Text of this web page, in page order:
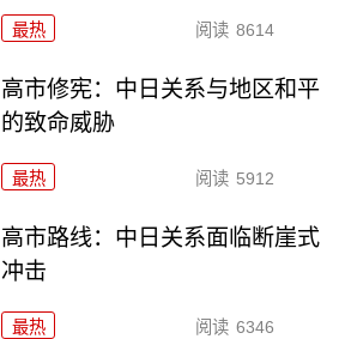
最热 阅读 8614
高市修宪：中日关系与地区和平
的致命威胁
最热 阅读 5912
高市路线：中日关系面临断崖式
冲击
最热 阅读 6346